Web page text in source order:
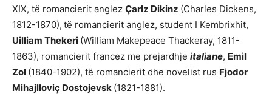
XIX, të romancierit anglez Çarlz Dikinz (Charles Dickens,
1812-1870), të romancierit anglez, student I Kembrixhit,
Uilliam Thekeri (William Makepeace Thackeray, 1811-
1863), romancierit francez me prejardhje italiane, Emil
Zol (1840-1902), të romancierit dhe novelist rus Fjodor
Mihajlloviç Dostojevsk (1821-1881).